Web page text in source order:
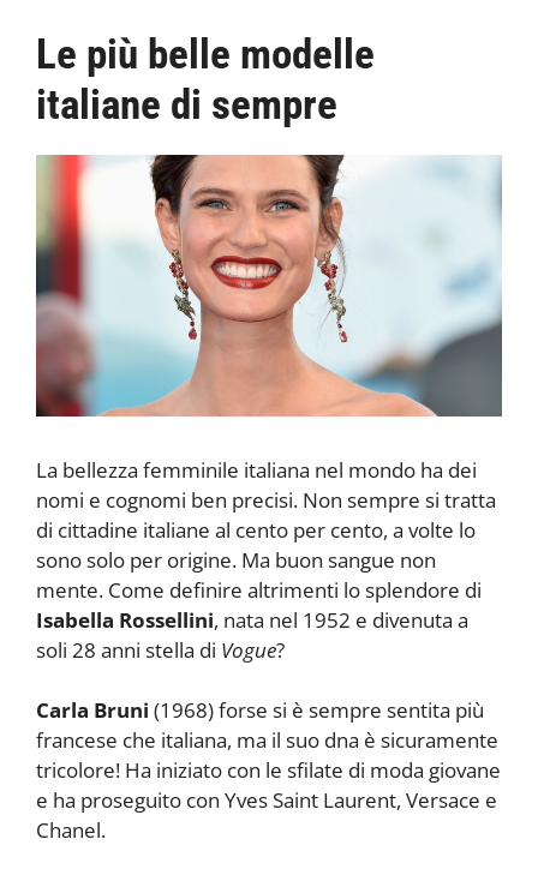
Le più belle modelle
italiane di sempre
La bellezza femminile italiana nel mondo ha dei
nomi e cognomi ben precisi. Non sempre si tratta
di cittadine italiane al cento per cento, a volte lo
sono solo per origine. Ma buon sangue non
mente. Come definire altrimenti lo splendore di
Isabella Rossellini, nata nel 1952 e divenuta a
soli 28 anni stella di Vogue?
Carla Bruni (1968) forse si è sempre sentita più
francese che italiana, ma il suo dna è sicuramente
tricolore! Ha iniziato con le sfilate di moda giovane
e ha proseguito con Yves Saint Laurent, Versace e
Chanel.